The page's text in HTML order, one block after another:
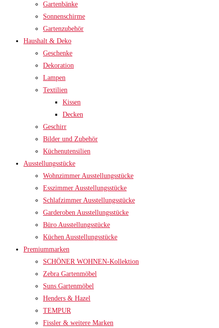
Gartenbänke
Sonnenschirme
Gartenzubehör
Haushalt & Deko
Geschenke
Dekoration
Lampen
Textilien
Kissen
Decken
Geschirr
Bilder und Zubehör
Küchenutensilien
Ausstellungsstücke
Wohnzimmer Ausstellungsstücke
Esszimmer Ausstellungsstücke
Schlafzimmer Ausstellungsstücke
Garderoben Ausstellungsstücke
Büro Ausstellungsstücke
Küchen Ausstellungsstücke
Premiummarken
SCHÖNER WOHNEN-Kollektion
Zebra Gartenmöbel
Suns Gartenmöbel
Henders & Hazel
TEMPUR
Fissler & weitere Marken